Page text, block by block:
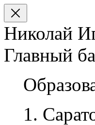
Николай
Главный
1.